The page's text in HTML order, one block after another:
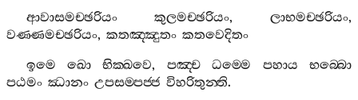
ආවාසමච‍්ඡරියං
කුලමච‍්ඡරියං, ලාභමච‍්ඡරියං,
වණ‍්ණමච‍්ඡරියං, කතඤ‍්ඤුතං කතවෙදිතං
ඉමෙ
ඛො භික‍්ඛවෙ, පඤ‍්ච ධම‍්මෙ පහාය
භබ‍්බො
පඨමං ඣානං උපසම‍්පජ‍්ජ විහරිතුන‍්ති.